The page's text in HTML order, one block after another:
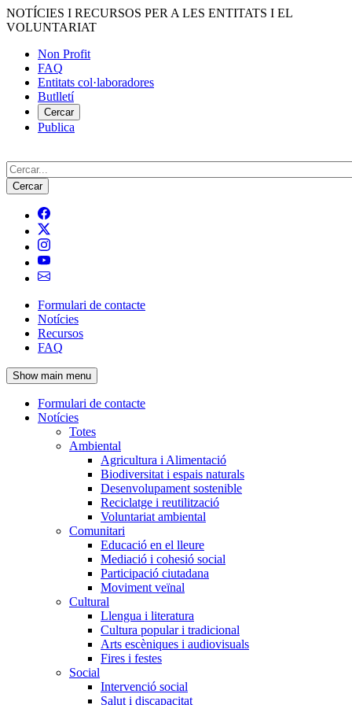
Vés
al
NOTÍCIES I RECURSOS PER A LES ENTITATS I EL
VOLUNTARIAT
Menú
del
compte
d'usuari
Non Profit
FAQ
Entitats col·laboradores
Butlletí
Cercar
Publica
Cerca
Navegació
principal
de
l'encapçalament
Formulari de contacte
Notícies
Recursos
FAQ
Show main menu
Navegació
principal
Formulari de contacte
Notícies
Totes
Ambiental
Agricultura i Alimentació
Biodiversitat i espais naturals
Desenvolupament sostenible
Reciclatge i reutilització
Voluntariat ambiental
Comunitari
Educació en el lleure
Mediació i cohesió social
Participació ciutadana
Moviment veïnal
Cultural
Llengua i literatura
Cultura popular i tradicional
Arts escèniques i audiovisuals
Fires i festes
Social
Intervenció social
Salut i discapacitat